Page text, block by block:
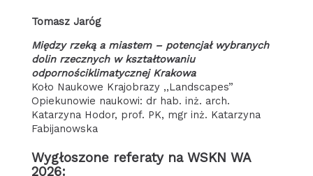
Tomasz Jaróg
Między rzeką a miastem – potencjał wybranych
dolin rzecznych w kształtowaniu
odpornościklimatycznej Krakowa
Koło Naukowe Krajobrazy ,,Landscapes”
Opiekunowie naukowi: dr hab. inż. arch.
Katarzyna Hodor, prof. PK, mgr inż. Katarzyna
Fabijanowska
Wygłoszone referaty na WSKN WA
2026: